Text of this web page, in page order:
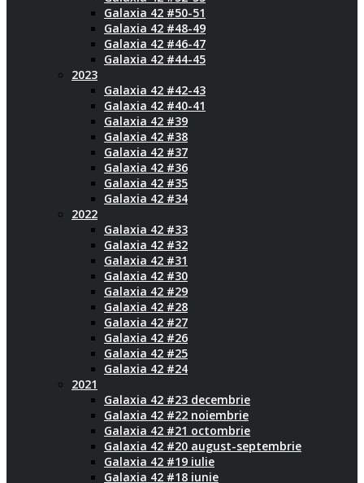
Galaxia 42 #50-51
Galaxia 42 #48-49
Galaxia 42 #46-47
Galaxia 42 #44-45
2023
Galaxia 42 #42-43
Galaxia 42 #40-41
Galaxia 42 #39
Galaxia 42 #38
Galaxia 42 #37
Galaxia 42 #36
Galaxia 42 #35
Galaxia 42 #34
2022
Galaxia 42 #33
Galaxia 42 #32
Galaxia 42 #31
Galaxia 42 #30
Galaxia 42 #29
Galaxia 42 #28
Galaxia 42 #27
Galaxia 42 #26
Galaxia 42 #25
Galaxia 42 #24
2021
Galaxia 42 #23 decembrie
Galaxia 42 #22 noiembrie
Galaxia 42 #21 octombrie
Galaxia 42 #20 august-septembrie
Galaxia 42 #19 iulie
Galaxia 42 #18 iunie